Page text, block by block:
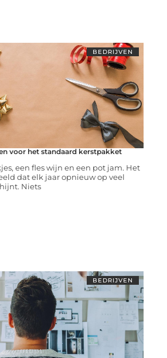
BEDRIJVEN
voor het standaard kerstpakket
een fles wijn en een pot jam. Het
dat elk jaar opnieuw op veel
Niets
BEDRIJVEN